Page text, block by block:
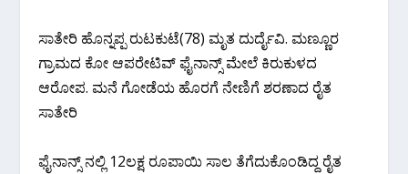
ಸಾತೇರಿ ಹೊನ್ನಪ್ಪ ರುಟಕುಟೆ(78) ಮೃತ ದುರ್ದೈವಿ. ಮಣ್ಣೂರ
ಗ್ರಾಮದ ಕೋ ಆಪರೇಟಿವ್ ಫೈನಾನ್ಸ್ ಮೇಲೆ ಕಿರುಕುಳದ
ಆರೋಪ. ಮನೆ ಗೋಡೆಯ ಹೊರಗೆ ನೇಣಿಗೆ ಶರಣಾದ ರೈತ
ಸಾತೇರಿ
ಫೈನಾನ್ಸ್ ನಲ್ಲಿ 12ಲಕ್ಷ ರೂಪಾಯಿ ಸಾಲ ತೆಗೆದುಕೊಂಡಿದ್ದ ರೈತ